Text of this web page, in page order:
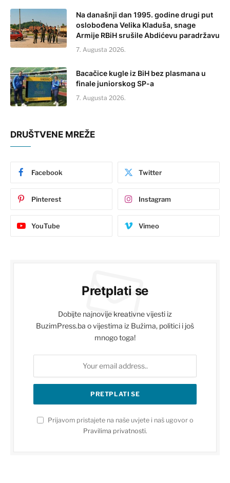
Na današnji dan 1995. godine drugi put
oslobođena Velika Kladuša, snage
Armije RBiH srušile Abdićevu paradržavu
7. Augusta 2026.
Bacačice kugle iz BiH bez plasmana u
finale juniorskog SP-a
7. Augusta 2026.
DRUŠTVENE MREŽE
Facebook Twitter
Pinterest Instagram
YouTube Vimeo
Pretplati se
Dobijte najnovije kreativne vijesti iz
BuzimPress.ba o vijestima iz Bužima, politici i još
mnogo toga!
Prijavom pristajete na naše uvjete i naš ugovor o
Pravilima privatnosti.